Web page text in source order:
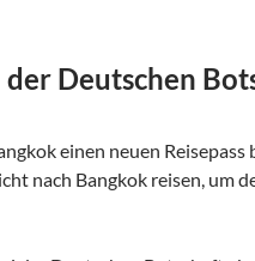
Deutschen
einen neuen
nach Bangkok reisen, um